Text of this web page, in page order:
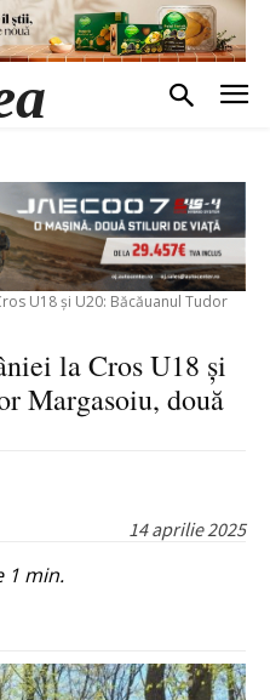
U18 și U20: Băcăuanul Tudor
la Cros U18 și
Margasoiu, două
14 aprilie 2025
1 min.